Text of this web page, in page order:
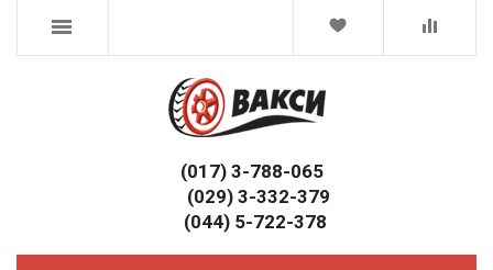
(017) 3-788-065
(029) 3-332-379
(044) 5-722-378